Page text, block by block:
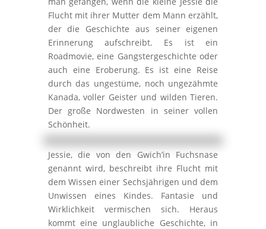
Flucht mit ihrer Mutter dem Mann erzählt,
der die Geschichte aus seiner eigenen
Erinnerung aufschreibt. Es ist ein
Roadmovie, eine Gangstergeschichte oder
auch eine Eroberung. Es ist eine Reise
durch das ungestüme, noch ungezähmte
Kanada, voller Geister und wilden Tieren.
Der große Nordwesten in seiner vollen
Schönheit.
Jessie, die von den Gwich’in Fuchsnase
genannt wird, beschreibt ihre Flucht mit
dem Wissen einer Sechsjährigen und dem
Unwissen eines Kindes. Fantasie und
Wirklichkeit vermischen sich. Heraus
kommt eine unglaubliche Geschichte, in